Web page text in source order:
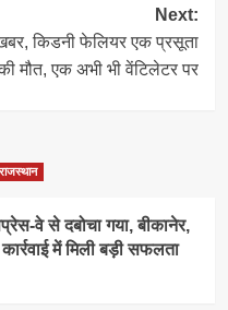
Next:
किडनी फेलियर एक प्रसूता
मौत, एक अभी भी वेंटिलेटर पर
वे से दबोचा गया, बीकानेर,
में मिली बड़ी सफलता